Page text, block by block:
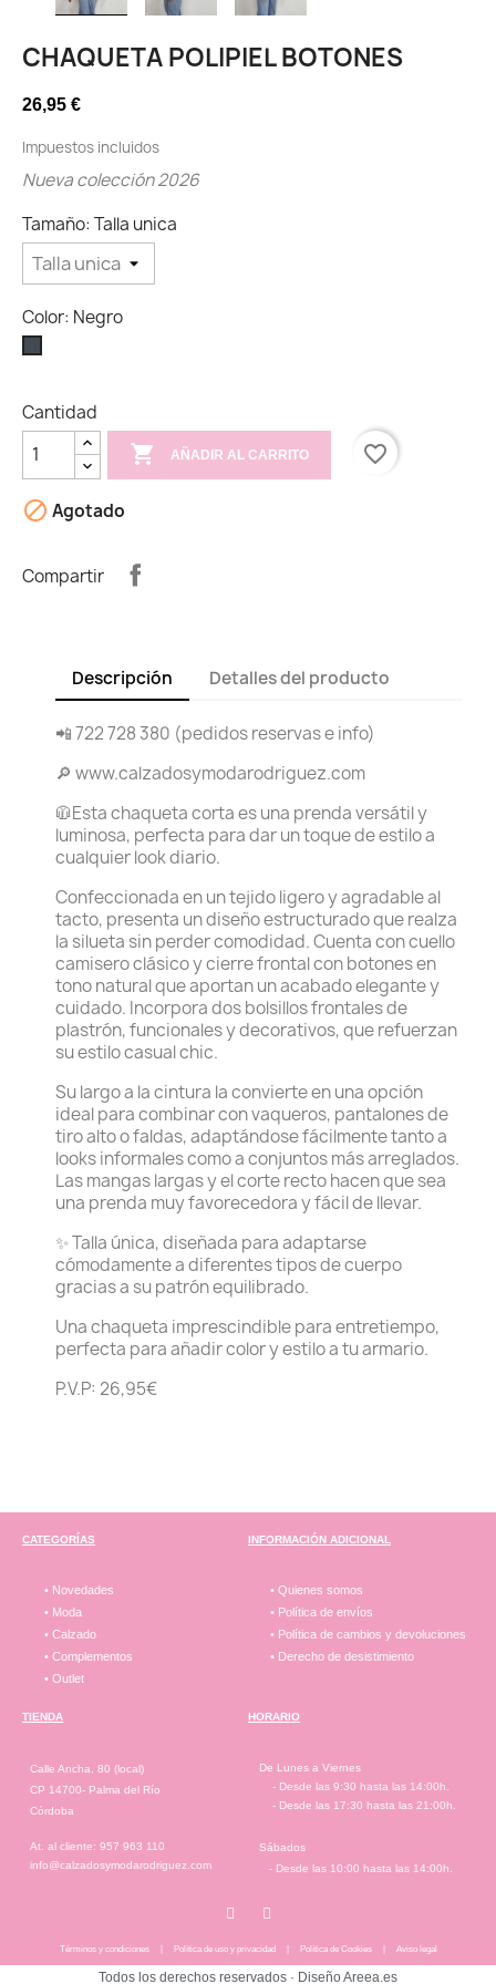
CHAQUETA POLIPIEL BOTONES
26,95 €
Impuestos incluidos
Nueva colección 2026
Tamaño: Talla unica
Color: Negro
Cantidad
 AÑADIR AL CARRITO favorite_border
 Agotado
Compartir
Descripción Detalles del producto
📲 722 728 380 (pedidos reservas e info)
🔎 www.calzadosymodarodriguez.com
🧥Esta chaqueta corta es una prenda versátil y
luminosa, perfecta para dar un toque de estilo a
cualquier look diario.
Confeccionada en un tejido ligero y agradable al
tacto, presenta un diseño estructurado que realza
la silueta sin perder comodidad. Cuenta con cuello
camisero clásico y cierre frontal con botones en
tono natural que aportan un acabado elegante y
cuidado. Incorpora dos bolsillos frontales de
plastrón, funcionales y decorativos, que refuerzan
su estilo casual chic.
Su largo a la cintura la convierte en una opción
ideal para combinar con vaqueros, pantalones de
tiro alto o faldas, adaptándose fácilmente tanto a
looks informales como a conjuntos más arreglados.
Las mangas largas y el corte recto hacen que sea
una prenda muy favorecedora y fácil de llevar.
✨ Talla única, diseñada para adaptarse
cómodamente a diferentes tipos de cuerpo
gracias a su patrón equilibrado.
Una chaqueta imprescindible para entretiempo,
perfecta para añadir color y estilo a tu armario.
P.V.P: 26,95€
CATEGORÍAS
• Novedades
• Moda
• Calzado
• Complementos
• Outlet
INFORMACIÓN ADICIONAL
• Quienes somos
• Política de envíos
• Política de cambios y devoluciones
• Derecho de desistimiento
TIENDA
Calle Ancha, 80 (local)
CP 14700- Palma del Río
Córdoba
At. al cliente: 957 963 110
info@calzadosymodarodriguez.com
HORARIO
De Lunes a Viernes
- Desde las 9:30 hasta las 14:00h.
- Desde las 17:30 hasta las 21:00h.
Sábados
- Desde las 10:00 hasta las 14:00h.
Términos y condiciones| Política de uso y privacidad Política de Cookies Aviso legal
Todos los derechos reservados · Diseño Areea.es